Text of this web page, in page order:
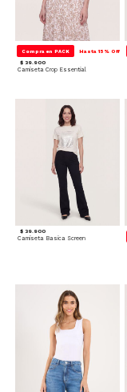
Compra en PACK Hasta 15% Off
$ 39.900
Camiseta Crop Essential
$ 39.900
Camiseta Basica Screen